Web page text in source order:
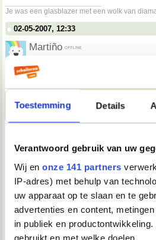
Toestemming Details
Verantwoord gebruik van uw
Wij en onze 141 partners
IP-adres) met behulp van
uw apparaat op te slaan en te
advertenties en content,
in publiek en
gebruikt en met welke doelen.
Je was een glasblazer met een wolk van
02-05-2007, 12:33
Martiño
Darkiekurd schreef op
Niet.
Dit is het "embarrassing moments,
vermaak uw medeforummer" topic,
Dit had dus eigenlijk in de eerste
__________________
02-05-2007, 12:36
Tink*